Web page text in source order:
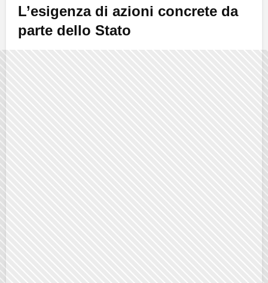
L’esigenza di azioni concrete da
parte dello Stato